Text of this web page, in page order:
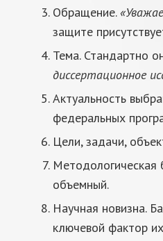
Обращение.
защите
Тема. Стандартно
диссертационное
Актуальность
федеральных
Цели, задачи,
Методологическая
объемный.
Научная новизна.
ключевой фактор